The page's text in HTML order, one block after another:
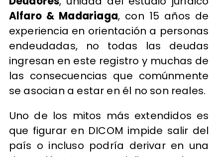
Alfaro & Madariaga, con 15 años de
experiencia en orientación a personas
endeudadas, no todas las deudas
ingresan en este registro y muchas de
las consecuencias que comúnmente
se asocian a estar en él no son reales.
Uno de los mitos más extendidos es
que figurar en DICOM impide salir del
país o incluso podría derivar en una